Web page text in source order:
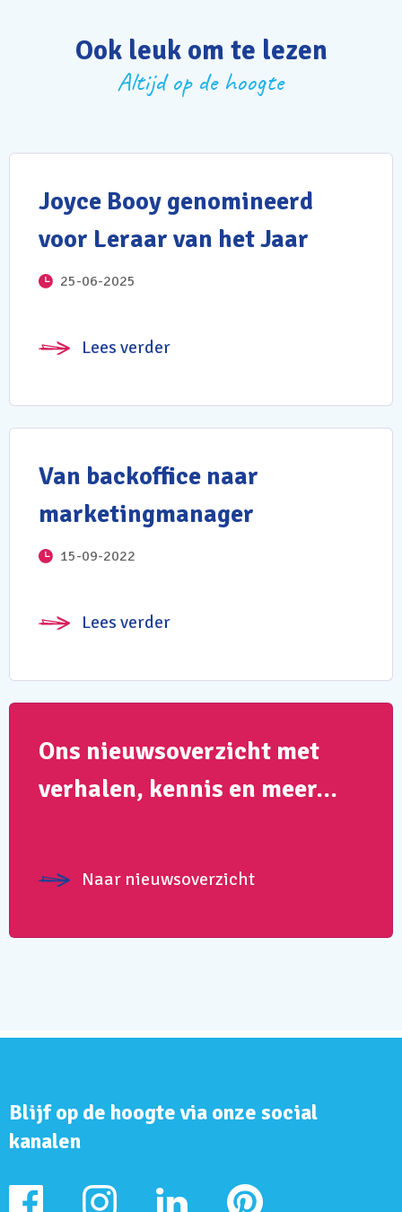
Ook leuk om te lezen
Altijd op de hoogte
Joyce Booy genomineerd
voor Leraar van het Jaar
25-06-2025
Lees verder
Van backoffice naar
marketingmanager
15-09-2022
Lees verder
Ons nieuwsoverzicht met
verhalen, kennis en meer…
Naar nieuwsoverzicht
Blijf op de hoogte via onze social
kanalen